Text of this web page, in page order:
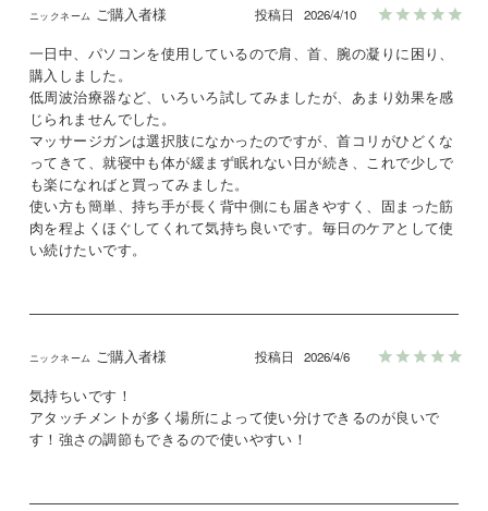
ご購入者様 投稿日 2026/4/10
一日中、パソコンを使用しているので肩、首、腕の凝りに困り、
購入しました。
低周波治療器など、いろいろ試してみましたが、あまり効果を感
じられませんでした。
マッサージガンは選択肢になかったのですが、首コリがひどくな
ってきて、就寝中も体が緩まず眠れない日が続き、これで少しで
も楽になればと買ってみました。
使い方も簡単、持ち手が長く背中側にも届きやすく、固まった筋
肉を程よくほぐしてくれて気持ち良いです。毎日のケアとして使
い続けたいです。
ご購入者様 投稿日 2026/4/6
気持ちいです！
アタッチメントが多く場所によって使い分けできるのが良いで
す！強さの調節もできるので使いやすい！